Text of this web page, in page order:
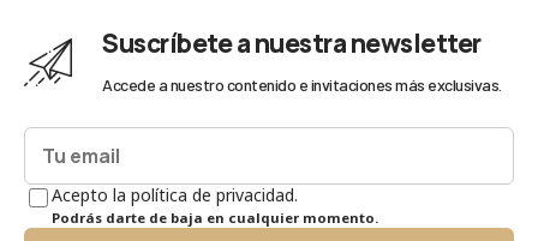
Suscríbete a nuestra newsletter
Accede a nuestro contenido e invitaciones más exclusivas.
Acepto la política de privacidad.
Podrás darte de baja en cualquier momento.